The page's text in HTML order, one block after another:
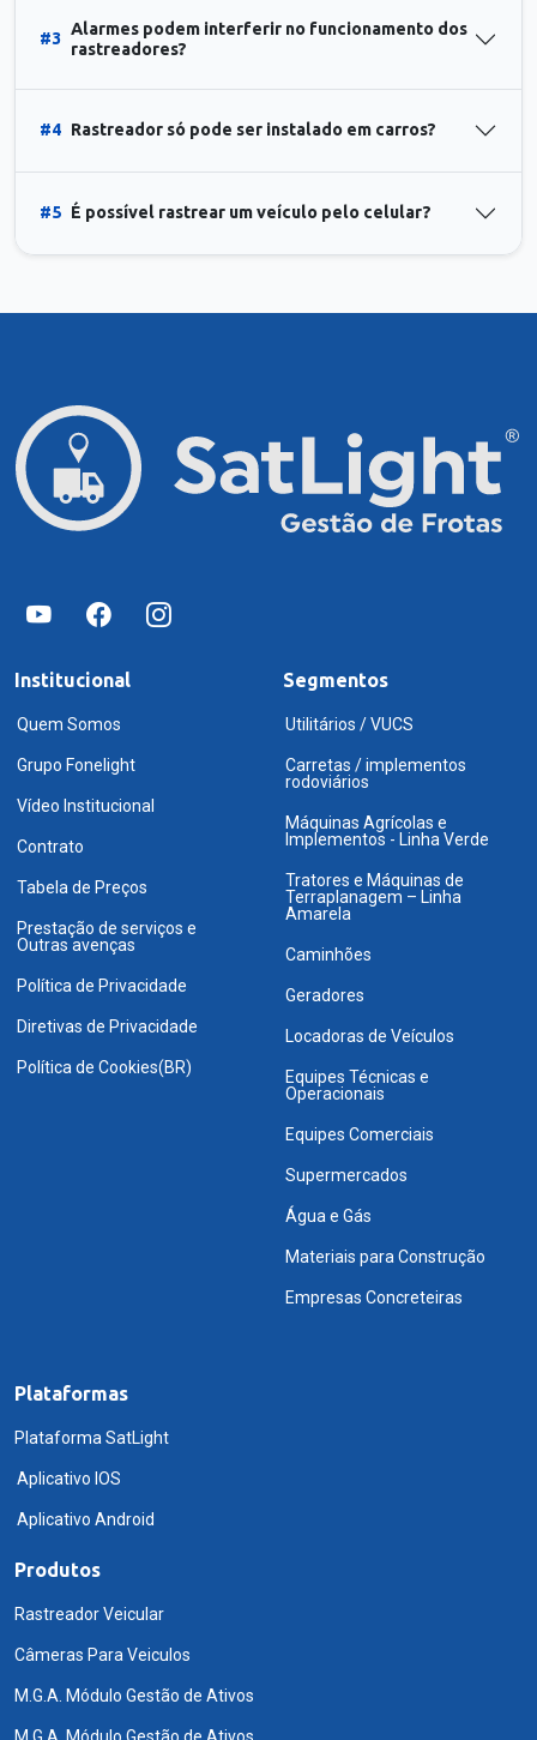
#3
Alarmes podem interferir no funcionamento dos
rastreadores?
#4 Rastreador só pode ser instalado em carros?
#5 É possível rastrear um veículo pelo celular?
Institucional
Quem Somos
Grupo Fonelight
Vídeo Institucional
Contrato
Tabela de Preços
Prestação de serviços e
Outras avenças
Política de Privacidade
Diretivas de Privacidade
Política de Cookies(BR)
Segmentos
Utilitários / VUCS
Carretas / implementos
rodoviários
Máquinas Agrícolas e
Implementos - Linha Verde
Tratores e Máquinas de
Terraplanagem – Linha
Amarela
Caminhões
Geradores
Locadoras de Veículos
Equipes Técnicas e
Operacionais
Equipes Comerciais
Supermercados
Água e Gás
Materiais para Construção
Empresas Concreteiras
Plataformas
Plataforma SatLight
Aplicativo IOS
Aplicativo Android
Produtos
Rastreador Veicular
Câmeras Para Veiculos
M.G.A. Módulo Gestão de Ativos